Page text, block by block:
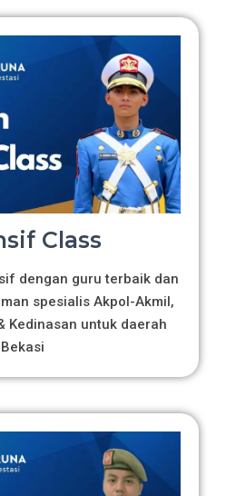
Class
dengan guru terbaik dan
spesialis Akpol-Akmil,
Kedinasan untuk daerah
Bekasi